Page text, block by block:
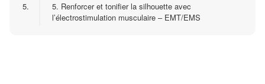
5.
5. Renforcer et tonifier la silhouette avec
l’électrostimulation musculaire – EMT/EMS